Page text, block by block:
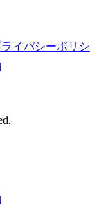
イバシーポリシ